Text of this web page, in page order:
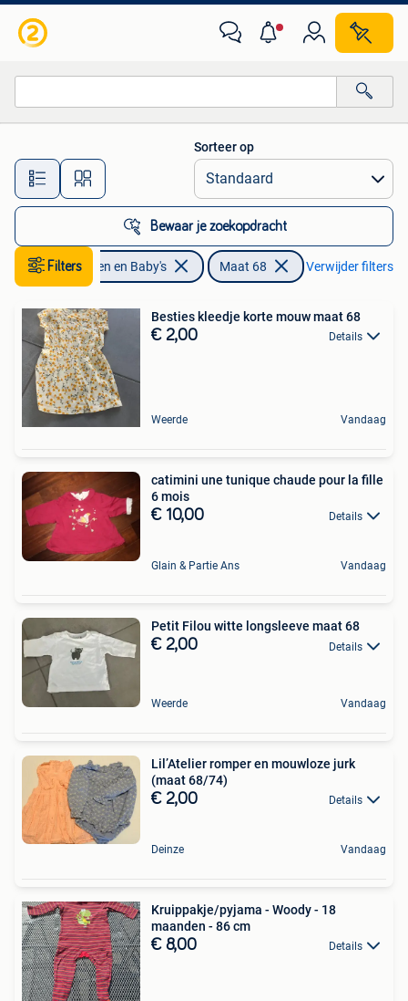
Alle afstanden…
Sorteer op
Bewaar je zoekopdracht
Filters
Kinderen en Baby's Maat 68 Verwijder filters
Besties kleedje korte mouw maat 68
€ 2,00 Details
Weerde Vandaag
catimini une tunique chaude pour la fille
6 mois
€ 10,00 Details
Glain & Partie Ans Vandaag
Petit Filou witte longsleeve maat 68
€ 2,00 Details
Weerde Vandaag
Lil’Atelier romper en mouwloze jurk
(maat 68/74)
€ 2,00 Details
Deinze Vandaag
Kruippakje/pyjama - Woody - 18
maanden - 86 cm
€ 8,00 Details